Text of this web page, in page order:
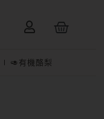
購
🥑有機酪梨